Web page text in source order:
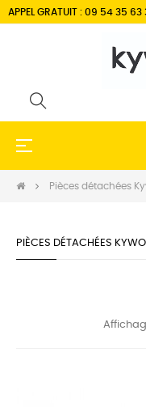
APPEL GRATUIT : 09 54 35 63
Basculer
☰
Pièces détachées
PIÈCES DÉTACHÉES